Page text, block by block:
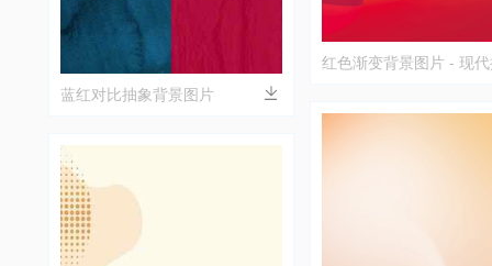
蓝红对比抽象背景图片
红色渐变背景图片 - 现